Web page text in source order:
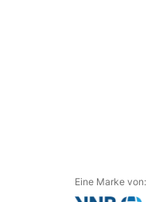
Eine Marke von: